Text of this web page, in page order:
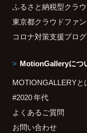
ふるさと納税型クラ
東京都クラウドファ
コロナ対策支援プロ
MotionGalleryにつ
MOTIONGALLERYと
#2020 年代
よくあるご質問
お問い合わせ